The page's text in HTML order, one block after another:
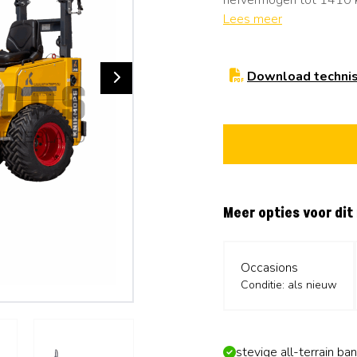
prestaties. Dankzij het
banden en heeft een
Lees meer
Download
Meer opties voor dit
Occasions
Conditie: als nieuw
stevige all-terrain